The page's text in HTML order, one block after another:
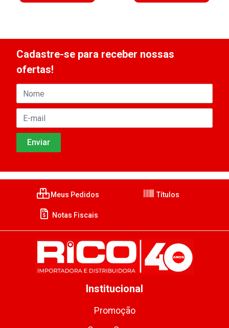
Cadastre-se para receber nossas
ofertas!
Meus Pedidos Títulos
Notas Fiscais
Institucional
Promoção